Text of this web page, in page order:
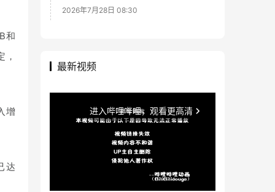
和
增
达
2026年7月28日 08:30
最新视频